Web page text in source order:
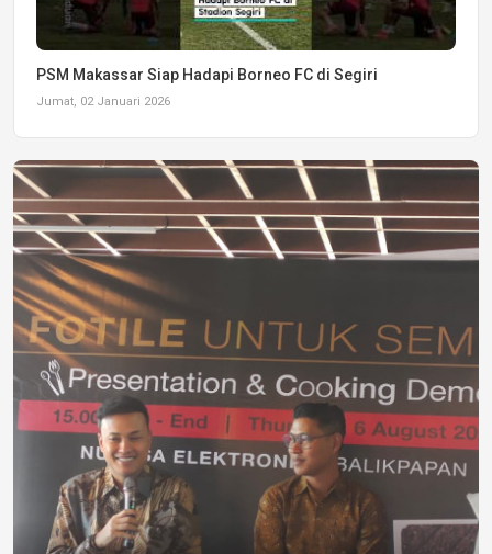
PSM Makassar Siap Hadapi Borneo FC di Segiri
Jumat, 02 Januari 2026